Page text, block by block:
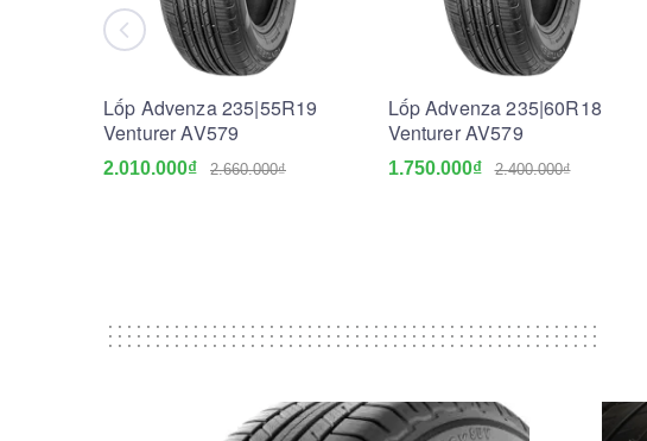
Lốp Advenza 235|55R19
Venturer AV579
2.010.000₫ 2.660.000₫
Lốp Advenza 235|60R18
Venturer AV579
1.750.000₫ 2.400.000₫